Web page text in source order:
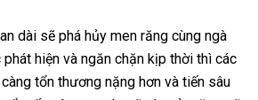
dài sẽ phá hủy men răng cùng ngà
hiện và ngăn chặn kịp thời thì các
tổn thương nặng hơn và tiến sâu